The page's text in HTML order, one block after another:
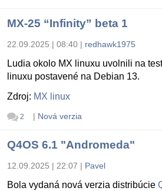
MX-25 “Infinity” beta 1
22.09.2025 | 08:40 | redhawk1975
Ludia okolo MX linuxu uvolnili na
linuxu postavené na Debian 13.
Zdroj: MX linux
2 | Nová verzia
Q4OS 6.1 "Andromeda"
12.09.2025 | 22:07 | Pavel
Bola vydaná nová verzia distribúcie